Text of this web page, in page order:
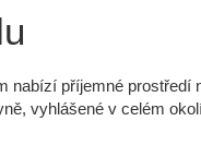
příjemné
vyhlášené v celém